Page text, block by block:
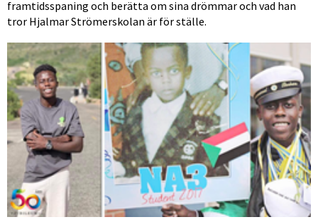
framtidsspaning och berätta om sina drömmar och vad han
tror Hjalmar Strömerskolan är för ställe.